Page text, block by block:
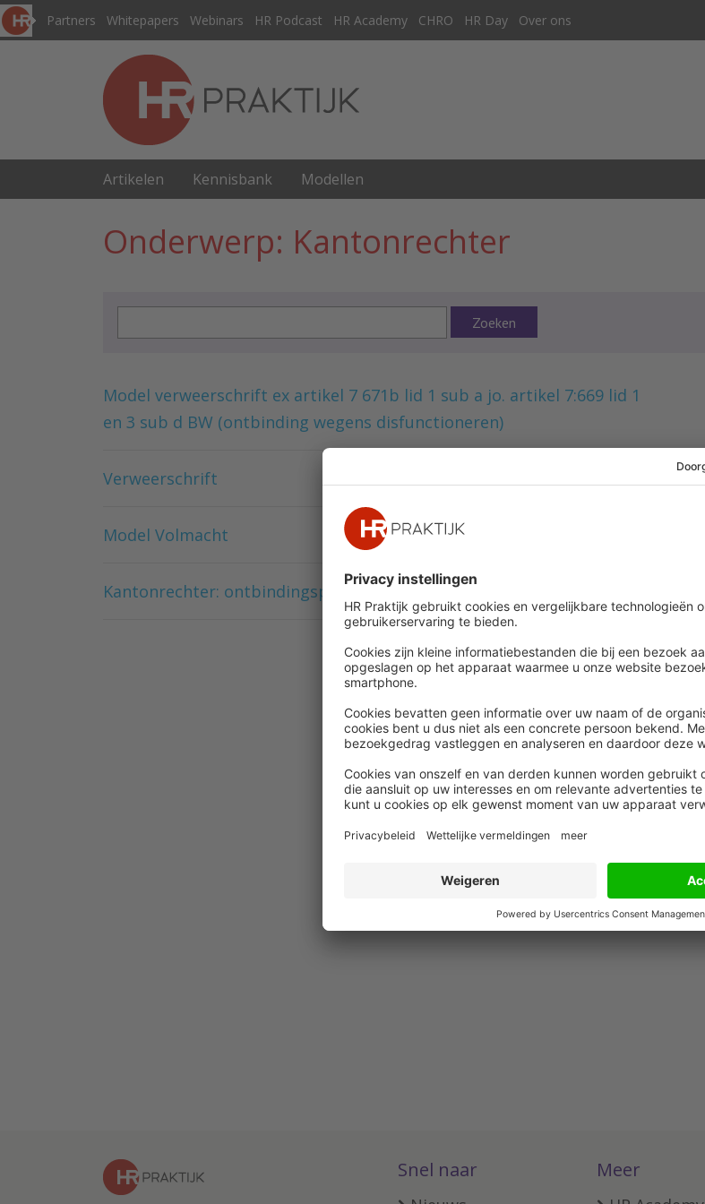
Partners Whitepapers Webinars HR Podcast HR Academy CHRO HR Day Over ons
Artikelen Kennisbank Modellen
Onderwerp: Kantonrechter
Zoeken
Model verweerschrift ex artikel 7 671b lid 1 sub a jo. artikel 7:669 lid 1
en 3 sub d BW (ontbinding wegens disfunctioneren)
Verweerschrift
Model Volmacht
Kantonrechter: ontbindingsprocedure
Snel naar Meer